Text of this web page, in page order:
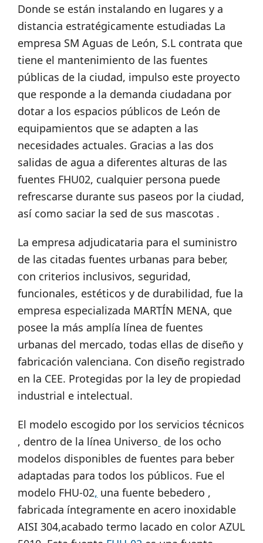
Donde se están instalando en lugares y a
distancia estratégicamente estudiadas La
empresa SM Aguas de León, S.L contrata que
tiene el mantenimiento de las fuentes
públicas de la ciudad, impulso este proyecto
que responde a la demanda ciudadana por
dotar a los espacios públicos de León de
equipamientos que se adapten a las
necesidades actuales. Gracias a las dos
salidas de agua a diferentes alturas de las
fuentes FHU02, cualquier persona puede
refrescarse durante sus paseos por la ciudad,
así como saciar la sed de sus mascotas .
La empresa adjudicataria para el suministro
de las citadas fuentes urbanas para beber,
con criterios inclusivos, seguridad,
funcionales, estéticos y de durabilidad, fue la
empresa especializada MARTÍN MENA, que
posee la más amplía línea de fuentes
urbanas del mercado, todas ellas de diseño y
fabricación valenciana. Con diseño registrado
en la CEE. Protegidas por la ley de propiedad
industrial e intelectual.
El modelo escogido por los servicios técnicos
, dentro de la línea Universo de los ocho
modelos disponibles de fuentes para beber
adaptadas para todos los públicos. Fue el
modelo FHU-02, una fuente bebedero ,
fabricada íntegramente en acero inoxidable
AISI 304,acabado termo lacado en color AZUL